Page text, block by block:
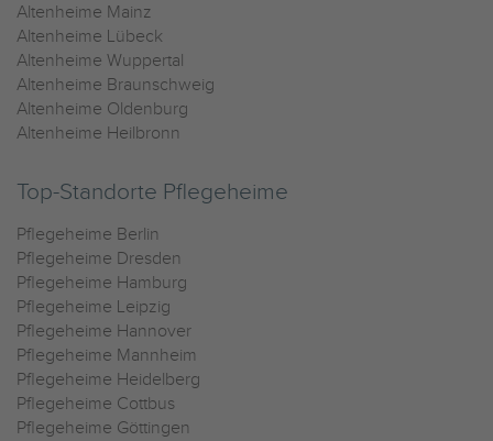
Altenheime Mainz
Altenheime Lübeck
Altenheime Wuppertal
Altenheime Braunschweig
Altenheime Oldenburg
Altenheime Heilbronn
Top-Standorte Pflegeheime
Pflegeheime Berlin
Pflegeheime Dresden
Pflegeheime Hamburg
Pflegeheime Leipzig
Pflegeheime Hannover
Pflegeheime Mannheim
Pflegeheime Heidelberg
Pflegeheime Cottbus
Pflegeheime Göttingen